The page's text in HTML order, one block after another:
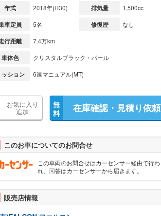
年式 2018年(H30) 排気量 1,500cc
車定員 5名 修復歴 なし
行距離 7.4万km
車体色 クリスタルブラック・パール
ッション 6速マニュアル(MT)
お気に入り
追加
無
料
在庫確認・見積り依頼
このお車についてのお問合せ
この車両のお問合せはカーセンサー経由で行わ
れ、回答はカーセンサーから届きます。
販売店情報